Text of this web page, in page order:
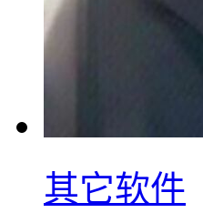
其它软件